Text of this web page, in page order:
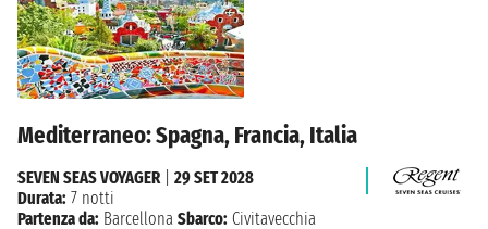
Mediterraneo: Spagna, Francia, Italia
SEVEN SEAS VOYAGER| 29 SET 2028
Durata: 7 notti
Partenza da: Barcellona Sbarco: Civitavecchia